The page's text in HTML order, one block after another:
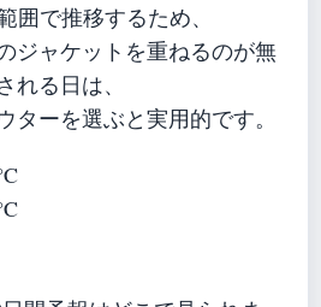
囲で推移するため、
ジャケットを重ねるのが無
れる日は、
ターを選ぶと実用的です。